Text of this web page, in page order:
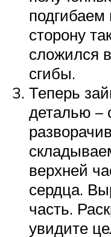
сторону
сложился
сгибы.
Теперь
деталью –
верхней
сердца.
часть.
увидите